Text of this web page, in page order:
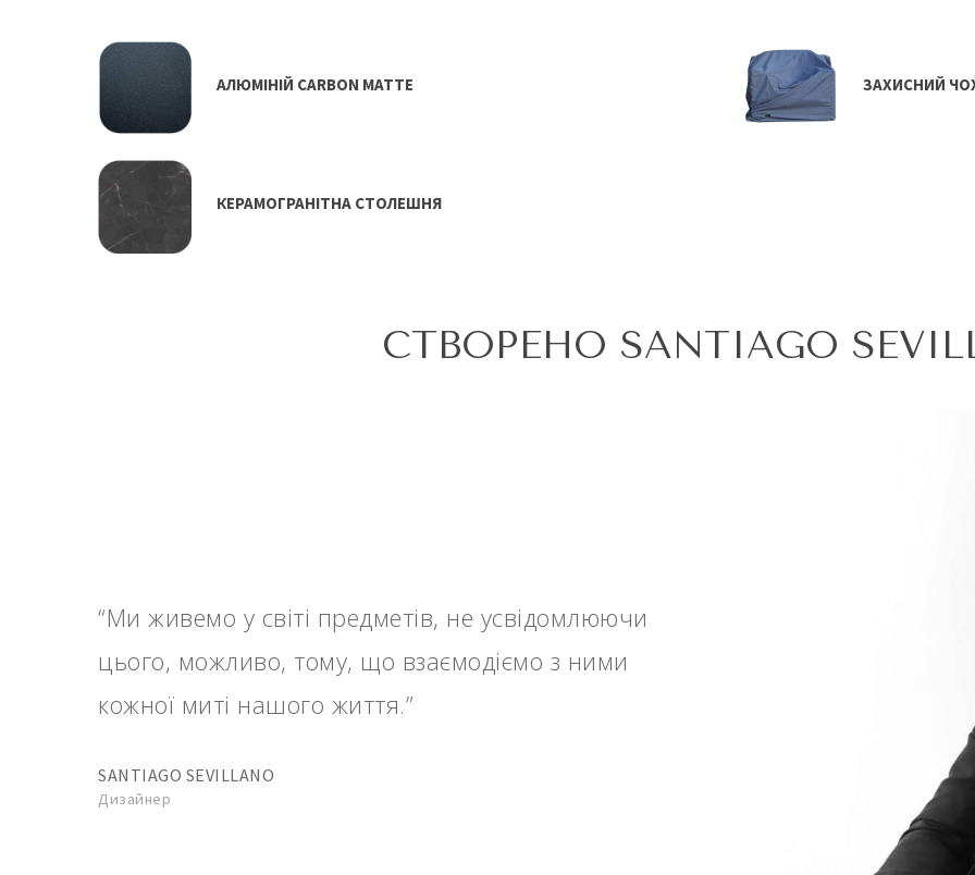
АЛЮМІНІЙ CARBON MATTE
КЕРАМОГРАНІТНА СТОЛЕШНЯ
ЗАХИСНИЙ
СТВОРЕНО SANTIAGO
“Ми живемо у світі предметів, не усвідомлюючи
цього, можливо, тому, що взаємодіємо з ними
кожної миті нашого життя.”
SANTIAGO SEVILLANO
Дизайнер